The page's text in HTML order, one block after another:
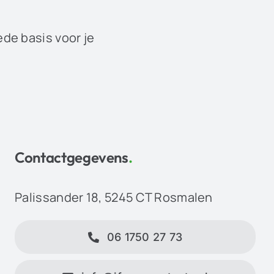
basis voor je
Contactgegevens.
Palissander 18, 5245 CT Rosmalen
06 1750 27 73